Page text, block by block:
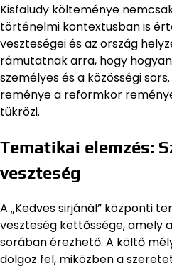
Kisfaludy költeménye
történelmi kontextusban is
veszteségei és az ország
rámutatnak arra, hogy
személyes és a közösségi
reménye a reformkor
tükrözi.
Tematikai elemzés:
veszteség
A „Kedves sirjánál” központi
veszteség kettőssége, amely
sorában érezhető. A költő
dolgoz fel, miközben a